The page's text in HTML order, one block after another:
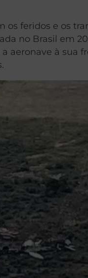
os feridos e os
no Brasil em
aeronave à sua